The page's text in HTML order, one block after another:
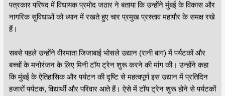
पत्रकार परिषद में विधायक प्रमोद जठार ने बताया कि उन्होंने मुंबई के विकास और
नागरिक सुविधाओं को ध्यान में रखते हुए चार प्रमुख प्रस्ताव महापौर के समक्ष रखे
हैं।
सबसे पहले उन्होंने वीरमाता जिजाबाई भोसले उद्यान (रानी बाग) में पर्यटकों और
बच्चों के मनोरंजन के लिए मिनी टॉय ट्रेन शुरू करने की मांग की। उन्होंने कहा
कि मुंबई के ऐतिहासिक और पर्यटन की दृष्टि से महत्वपूर्ण इस उद्यान में प्रतिदिन
हजारों पर्यटक, विद्यार्थी और परिवार आते हैं। ऐसे में टॉय ट्रेन शुरू होने से पर्यटकों